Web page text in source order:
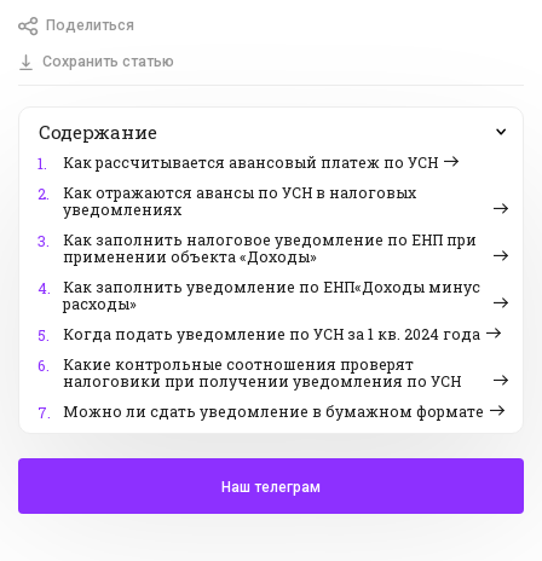
Поделиться
Сохранить статью
Содержание
1.
Как рассчитывается авансовый платеж по УСН
2.
Как отражаются авансы по УСН в налоговых
уведомлениях
3.
Как заполнить налоговое уведомление по ЕНП при
применении объекта «Доходы»
4.
Как заполнить уведомление по ЕНП«Доходы минус
расходы»
5.
Когда подать уведомление по УСН за 1 кв. 2024 года
6.
Какие контрольные соотношения проверят
налоговики при получении уведомления по УСН
7.
Можно ли сдать уведомление в бумажном формате
Наш телеграм